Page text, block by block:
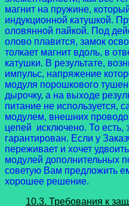
магнит на пружине,
индукционной катушкой.
оловянной пайкой. Под
олово плавится, замок
толкает магнит вдоль, в
катушки. В результате,
импульс, напряжение
модуля порошкового
дырочку, а на выходе
питание не используется,
модулем, внешних
цепей исключено. То есть,
гарантирован. Если у
переживает и хочет
модулей дополнительных
советую Вам предложить
хорошее решение.
10.3. Требования к